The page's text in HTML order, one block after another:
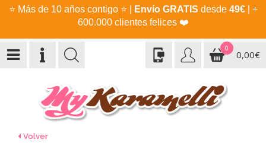
⭐ Más de 10 años contigo ⭐ Envío GRATIS desde 49€| +
600.000 clientes felices ❤️
0
0,00€
Volver